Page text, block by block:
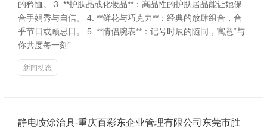
的矜恤。 3. **护肤品或化妆品**：高品性的护肤居品能让她保
合手娟秀与自信。 4. **鲜花与巧克力**：经典的放肆组合，合
乎节日或顾忌日。 5. **情侣腕表**：记号时辰的随同，寓意“与
你共度每一刻”
新闻动态
静电喷涂治具-重庆百彩东企业管理有限公司东莞市胜